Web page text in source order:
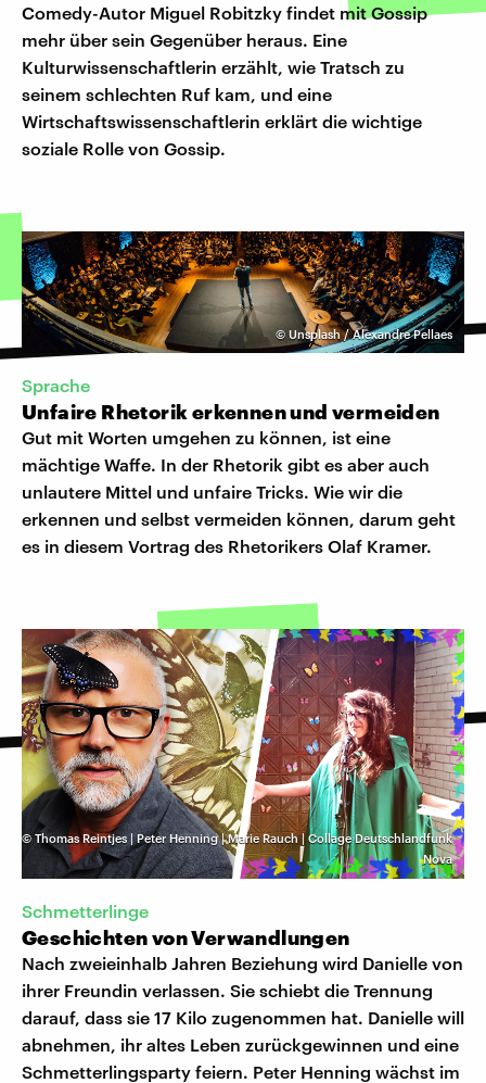
Comedy-Autor Miguel Robitzky findet mit Gossip
mehr über sein Gegenüber heraus. Eine
Kulturwissenschaftlerin erzählt, wie Tratsch zu
seinem schlechten Ruf kam, und eine
Wirtschaftswissenschaftlerin erklärt die wichtige
soziale Rolle von Gossip.
© Unsplash / Alexandre Pellaes
Sprache
Unfaire Rhetorik erkennen und vermeiden
Gut mit Worten umgehen zu können, ist eine
mächtige Waffe. In der Rhetorik gibt es aber auch
unlautere Mittel und unfaire Tricks. Wie wir die
erkennen und selbst vermeiden können, darum geht
es in diesem Vortrag des Rhetorikers Olaf Kramer.
© Thomas Reintjes | Peter Henning | Marie Rauch | Collage Deutschlandfunk
Nova
Schmetterlinge
Geschichten von Verwandlungen
Nach zweieinhalb Jahren Beziehung wird Danielle von
ihrer Freundin verlassen. Sie schiebt die Trennung
darauf, dass sie 17 Kilo zugenommen hat. Danielle will
abnehmen, ihr altes Leben zurückgewinnen und eine
Schmetterlingsparty feiern. Peter Henning wächst im